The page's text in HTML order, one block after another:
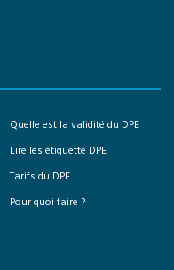
Quelle est la validité du DPE
Lire les étiquette DPE
Tarifs du DPE
Pour quoi faire ?